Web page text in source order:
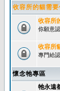
收容所的貓需
收容所
你願意
收容所
專門給
懷念牠專區
牠永遠